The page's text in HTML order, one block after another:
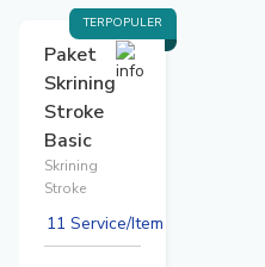
TERPOPULER
Paket
Skrining
Stroke
Basic
Skrining
Stroke
11 Service/Item